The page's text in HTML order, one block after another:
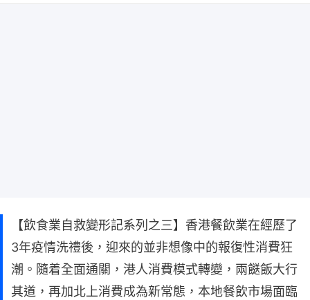
【飲食業自救變形記系列之三】香港餐飲業在經歷了
3年疫情洗禮後，迎來的並非想像中的報復性消費狂
潮。隨着全面通關，港人消費模式轉變，兩餸飯大行
其道，再加北上消費成為新常態，本地餐飲市場面臨